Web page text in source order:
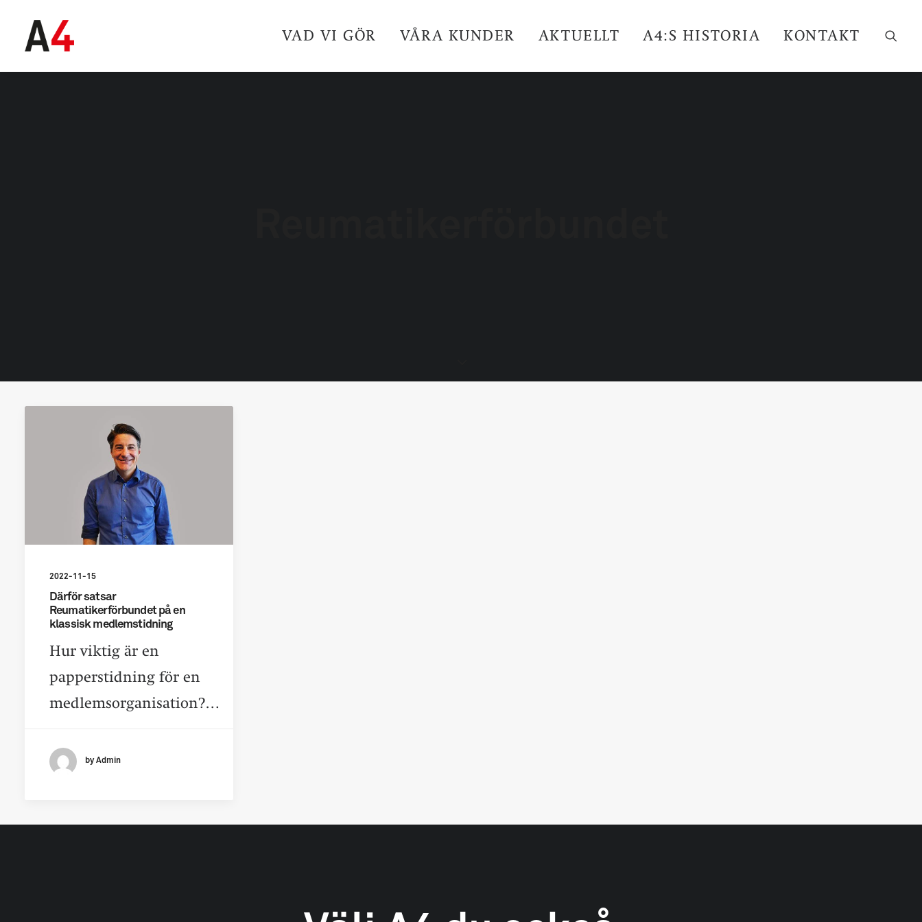
VAD VI GÖR VÅRA KUNDER AKTUELLT A4:S HISTORIA KONTAKT
2022-11-15
Därför satsar
Reumatikerförbundet på en
klassisk medlemstidning
Hur viktig är en
papperstidning för en
medlemsorganisation?…
by Admin